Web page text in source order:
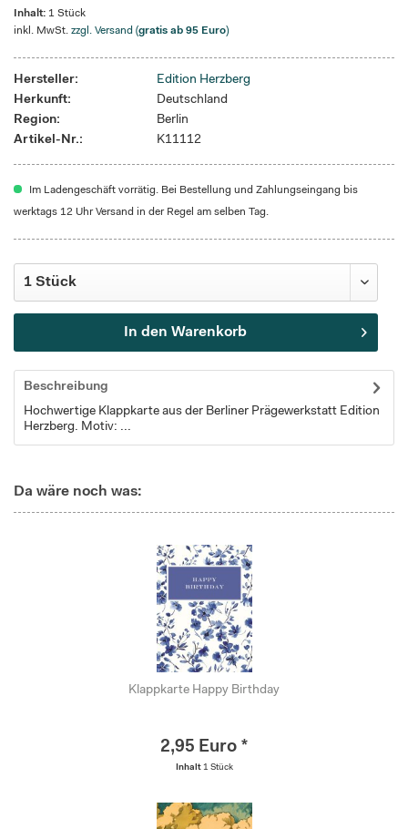
Inhalt: 1 Stück
inkl. MwSt. zzgl. Versand (gratis ab 95 Euro)
Hersteller:
Edition Herzberg
Herkunft:
Deutschland
Region:
Berlin
Artikel-Nr.:
K11112
Im Ladengeschäft vorrätig. Bei Bestellung und Zahlungseingang bis
werktags 12 Uhr Versand in der Regel am selben Tag.
In den Warenkorb
Beschreibung
Hochwertige Klappkarte aus der Berliner Prägewerkstatt Edition
Herzberg. Motiv: ...
Da wäre noch was:
Klappkarte Happy Birthday
2,95 Euro *
Inhalt 1 Stück